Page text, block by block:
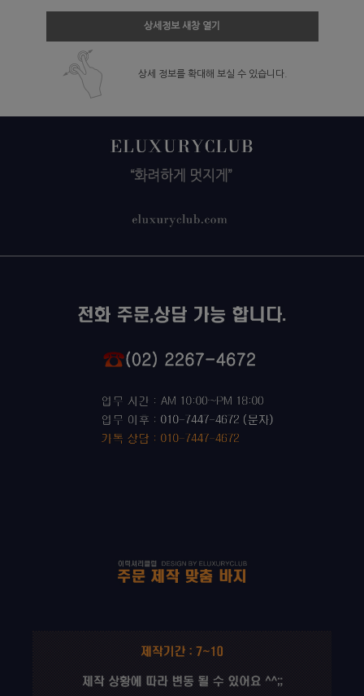
상세정보 새창 열기
상세 정보를 확대해 보실 수 있습니다.